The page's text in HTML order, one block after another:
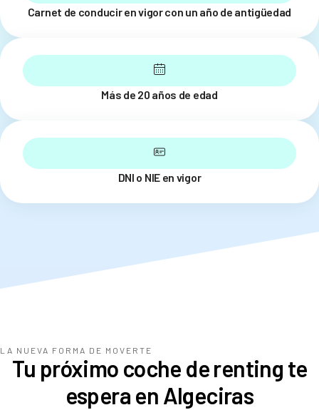
Carnet de conducir en vigor con un año de antigüedad
Más de 20 años de edad
DNI o NIE en vigor
LA NUEVA FORMA DE MOVERTE
Tu próximo coche de renting te
espera en Algeciras